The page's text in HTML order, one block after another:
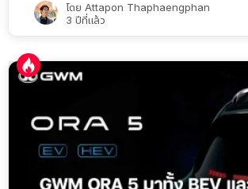
โดย Attapon Thaphaengphan
3 ปีที่แล้ว